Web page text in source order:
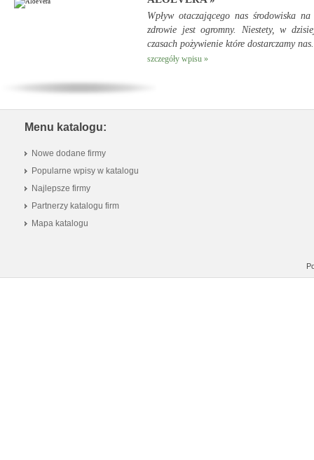
Wpływ otaczającego nas środowiska na
zdrowie jest ogromny. Niestety, w
czasach pożywienie które dostarczamy
szczegóły wpisu »
Menu katalogu:
Nowe dodane firmy
Popularne wpisy w katalogu
Najlepsze firmy
Partnerzy katalogu firm
Mapa katalogu